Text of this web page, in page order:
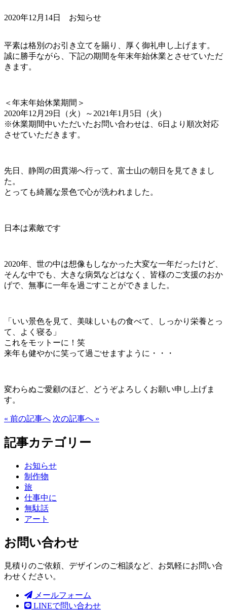
2020年12月14日 お知らせ
平素は格別のお引き立てを賜り、厚く御礼申し上げます。
誠に勝手ながら、下記の期間を年末年始休業とさせていただ
きます。
＜年末年始休業期間＞
2020年12月29日（火）～2021年1月5日（火）
※休業期間中いただいたお問い合わせは、6日より順次対応
させていただきます。
先日、静岡の田貫湖へ行って、富士山の朝日を見てきまし
た。
とっても綺麗な景色で心が洗われました。
日本は素敵です
2020年、世の中は想像もしなかった大変な一年だったけど、
そんな中でも、大きな病気などはなく、皆様のご支援のおか
げで、無事に一年を過ごすことができました。
「いい景色を見て、美味しいもの食べて、しっかり栄養とっ
て、よく寝る」
これをモットーに！笑
来年も健やかに笑って過ごせますように・・・
変わらぬご愛顧のほど、どうぞよろしくお願い申し上げま
す。
« 前の記事へ 次の記事へ »
記事カテゴリー
お知らせ
制作物
旅
仕事中に
無駄話
アート
お問い合わせ
見積りのご依頼、デザインのご相談など、お気軽にお問い合
わせください。
メールフォーム
LINEで問い合わせ